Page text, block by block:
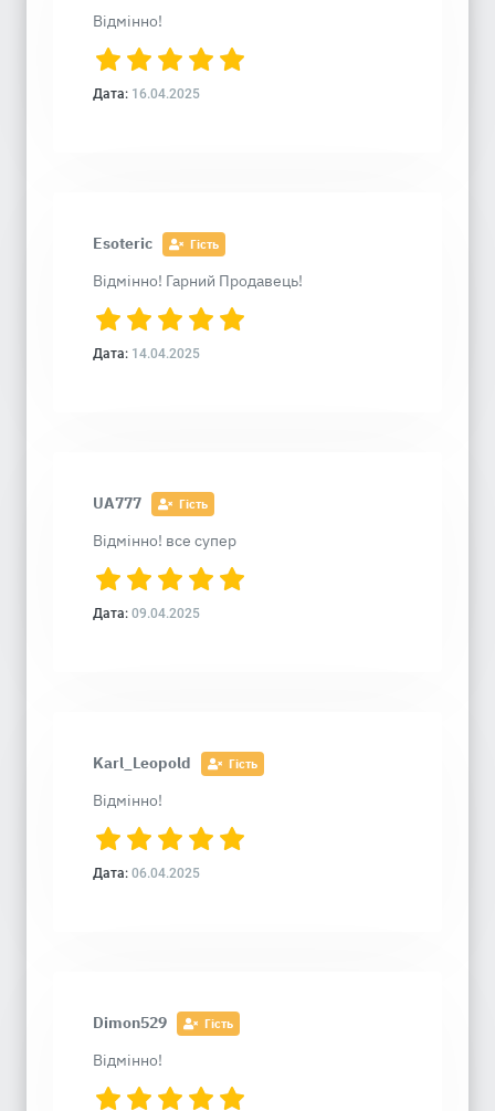
Відмінно!
Дата: 16.04.2025
Esoteric Гість
Відмінно! Гарний Продавець!
Дата: 14.04.2025
UA777 Гість
Відмінно! все супер
Дата: 09.04.2025
Karl_Leopold Гість
Відмінно!
Дата: 06.04.2025
Dimon529 Гість
Відмінно!